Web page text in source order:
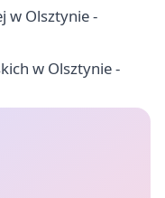
w Olsztynie -
w Olsztynie -